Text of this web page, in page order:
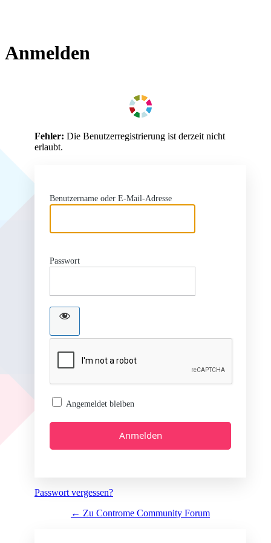
Anmelden
Fehler: Die Benutzerregistrierung ist derzeit nicht
erlaubt.
Benutzername oder E-Mail-Adresse
Passwort
Angemeldet bleiben
Passwort vergessen?
← Zu Controme Community Forum